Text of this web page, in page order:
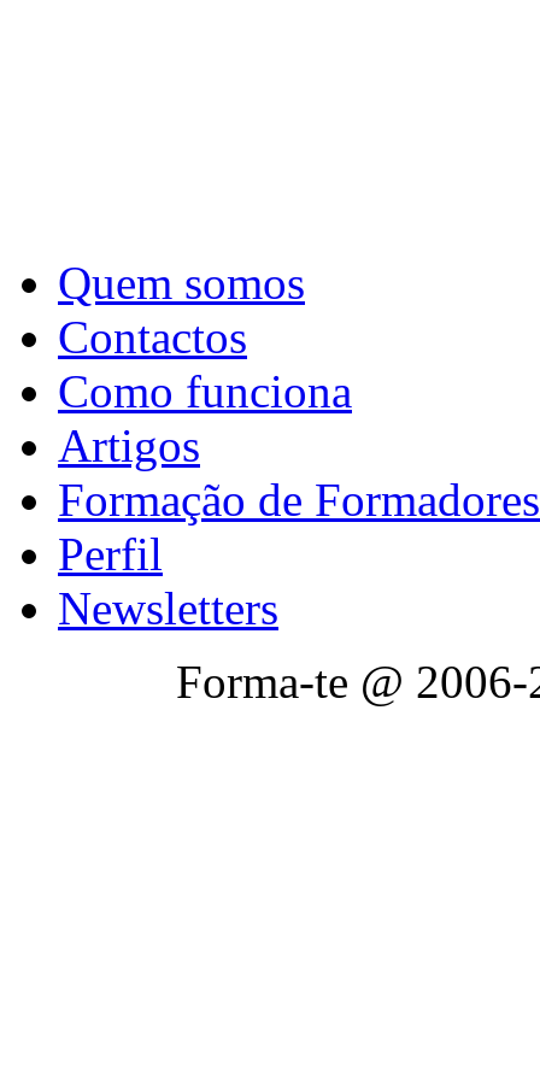
Quem somos
Contactos
Como funciona
Artigos
Formação de Formadores
Perfil
Newsletters
Forma-te @